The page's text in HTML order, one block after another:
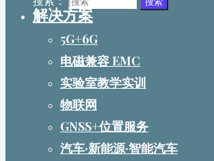
解决方案
5G+6G
电磁兼容 EMC
实验室教学实训
物联网
GNSS+位置服务
汽车·新能源·智能汽车